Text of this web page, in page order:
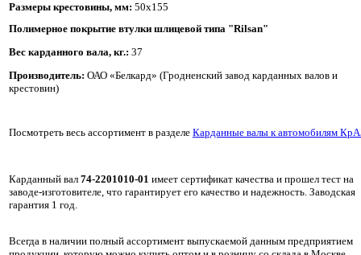
Размеры крестовины, мм: 50х155
Полимерное покрытие втулки шлицевой типа "Rilsan"
Вес карданного вала, кг.: 37
Производитель: ОАО «Белкард» (Гродненский завод карданных валов и
крестовин)
Посмотреть весь ассортимент в разделе Карданные валы к автомобилям
Карданный вал 74-2201010-01 имеет сертификат качества и прошел тест на
заводе-изготовителе, что гарантирует его качество и надежность. Заводская
гарантия 1 год.
Всегда в наличии полный ассортимент выпускаемой данным предприятием